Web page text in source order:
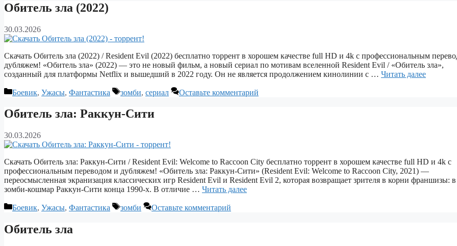
Обитель зла (2022)
30.03.2026
Скачать Обитель зла (2022) / Resident Evil (2022) бесплатно торрент в хорошем качестве full HD и 4k с профессиональным
дубляжем! «Обитель зла» (2022) — это не новый фильм, а новый сериал по мотивам вселенной Resident Evil / «Обитель зла»,
созданный для платформы Netflix и вышедший в 2022 году. Он не является продолжением кинолинии с … Читать далее
Рубрики
Боевик, Ужасы, Фантастика Метки
зомби, сериал Оставьте комментарий
Обитель зла: Раккун-Сити
30.03.2026
Скачать Обитель зла: Раккун-Сити / Resident Evil: Welcome to Raccoon City бесплатно торрент в хорошем качестве full HD и 4k с
профессиональным переводом и дубляжем! «Обитель зла: Раккун‑Сити» (Resident Evil: Welcome to Raccoon City, 2021) —
переосмысленная экранизация классических игр Resident Evil и Resident Evil 2, которая возвращает зрителя в корни франшизы: в
зомби‑кошмар Раккун‑Сити конца 1990‑х. В отличие … Читать далее
Рубрики
Боевик, Ужасы, Фантастика Метки
зомби Оставьте комментарий
Обитель зла